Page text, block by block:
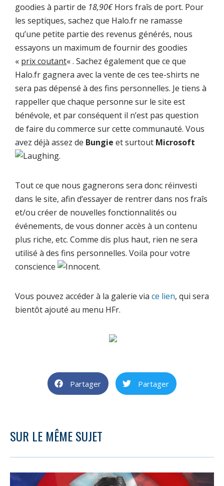
goodies à partir de 18,90€Hors fraîs de port. Pour
les septiques, sachez que Halo.fr ne ramasse
qu’une petite partie des revenus générés, nous
essayons un maximum de fournir des goodies
« prix coutant« . Sachez également que ce que
Halo.fr gagnera avec la vente de ces tee-shirts ne
sera pas dépensé à des fins personnelles. Je tiens à
rappeller que chaque personne sur le site est
bénévole, et par conséquent il n’est pas question
de faire du commerce sur cette communauté. Vous
avez déjà assez de Bungie et surtout Microsoft
.
Tout ce que nous gagnerons sera donc réinvesti
dans le site, afin d’essayer de rentrer dans nos fraîs
et/ou créer de nouvelles fonctionnalités ou
événements, de vous donner accès à un contenu
plus riche, etc. Comme dis plus haut, rien ne sera
utilisé à des fins personnelles. Voila pour votre
conscience
.
Vous pouvez accéder à la galerie via ce lien, qui sera
bientôt ajouté au menu HFr.
Partager Partager
SUR LE MÊME SUJET